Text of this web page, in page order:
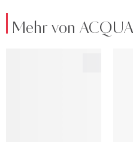
Mehr von